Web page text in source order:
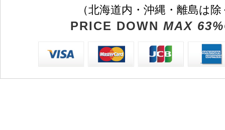
（北海道内・沖縄・離島は
PRICE DOWN MAX